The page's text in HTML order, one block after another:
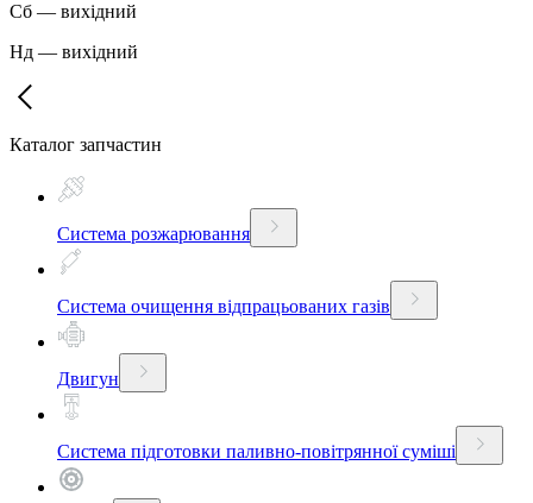
Сб — вихідний
Нд — вихідний
Каталог запчастин
Система розжарювання
Система очищення відпрацьованих газів
Двигун
Система підготовки паливно-повітрянної суміші